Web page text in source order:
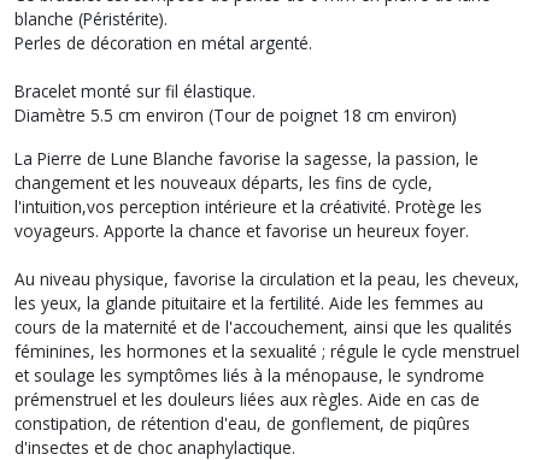
blanche (Péristérite).
Perles de décoration en métal argenté.
Bracelet monté sur fil élastique.
Diamètre 5.5 cm environ (Tour de poignet 18 cm environ)
La Pierre de Lune Blanche favorise la sagesse, la passion, le
changement et les nouveaux départs, les fins de cycle,
l'intuition,vos perception intérieure et la créativité. Protège les
voyageurs. Apporte la chance et favorise un heureux foyer.
Au niveau physique, favorise la circulation et la peau, les cheveux,
les yeux, la glande pituitaire et la fertilité. Aide les femmes au
cours de la maternité et de l'accouchement, ainsi que les qualités
féminines, les hormones et la sexualité ; régule le cycle menstruel
et soulage les symptômes liés à la ménopause, le syndrome
prémenstruel et les douleurs liées aux règles. Aide en cas de
constipation, de rétention d'eau, de gonflement, de piqûres
d'insectes et de choc anaphylactique.